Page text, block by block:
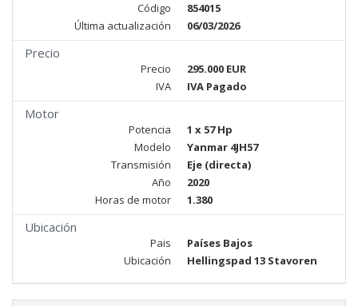
Código
854015
Última actualización
06/03/2026
Precio
Precio
295.000 EUR
IVA
IVA Pagado
Motor
Potencia
1 x 57 Hp
Modelo
Yanmar 4JH57
Transmisión
Eje (directa)
Año
2020
Horas de motor
1.380
Ubicación
Pais
Países Bajos
Ubicación
Hellingspad 13 Stavoren